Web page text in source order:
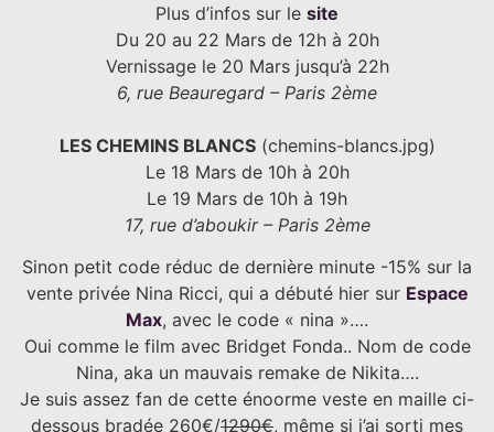
Plus d’infos sur le site
Du 20 au 22 Mars de 12h à 20h
Vernissage le 20 Mars jusqu’à 22h
6, rue Beauregard – Paris 2ème
LES CHEMINS BLANCS(chemins-blancs.jpg)
Le 18 Mars de 10h à 20h
Le 19 Mars de 10h à 19h
17, rue d’aboukir – Paris 2ème
Sinon petit code réduc de dernière minute -15% sur la
vente privée Nina Ricci, qui a débuté hier sur Espace
Max, avec le code « nina »….
Oui comme le film avec Bridget Fonda.. Nom de code
Nina, aka un mauvais remake de Nikita….
Je suis assez fan de cette énoorme veste en maille ci-
dessous bradée 260€/1290€, même si j’ai sorti mes